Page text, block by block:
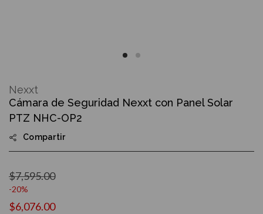
the
beginning
of
the
images
Cámara de Seguridad Nexxt con Panel Solar
PTZ NHC-OP2
Compartir
$6,076.00
$7,595.00
-20%
Nexxt